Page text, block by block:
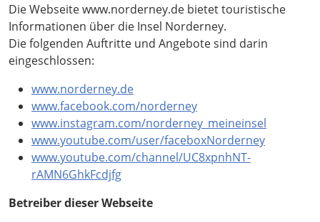
Die Webseite www.norderney.de bietet touristische
Informationen über die Insel Norderney.
Die folgenden Auftritte und Angebote sind darin
eingeschlossen:
www.norderney.de
www.facebook.com/norderney
www.instagram.com/norderney_meineinsel
www.youtube.com/user/faceboxNorderney
www.youtube.com/channel/UC8xpnhNT-
rAMN6GhkFcdjfg
Betreiber dieser Webseite